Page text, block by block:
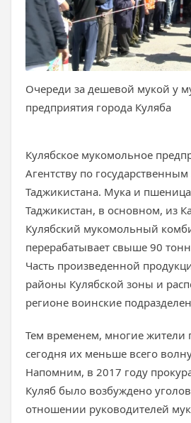
Очереди за дешевой мукой у
предприятия города Куляба
Кулябское мукомольное
Агентству по государственным
Таджикистана. Мука и
Таджикистан, в основном, из
Кулябский мукомольный
перерабатывает свыше 90
Часть произведенной
районы Кулябской зоны и
регионе воинские
Тем временем, многие жители
сегодня их меньше всего
Напомним, в 2017 году
Куляб было возбуждено
отношении руководителей